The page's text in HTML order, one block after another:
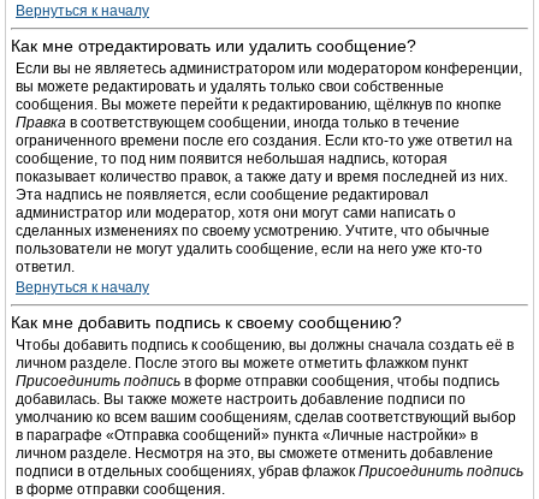
Вернуться к началу
Как мне отредактировать или удалить сообщение?
Если вы не являетесь администратором или модератором конференции,
вы можете редактировать и удалять только свои собственные
сообщения. Вы можете перейти к редактированию, щёлкнув по кнопке
Правка в соответствующем сообщении, иногда только в течение
ограниченного времени после его создания. Если кто-то уже ответил на
сообщение, то под ним появится небольшая надпись, которая
показывает количество правок, а также дату и время последней из них.
Эта надпись не появляется, если сообщение редактировал
администратор или модератор, хотя они могут сами написать о
сделанных изменениях по своему усмотрению. Учтите, что обычные
пользователи не могут удалить сообщение, если на него уже кто-то
ответил.
Вернуться к началу
Как мне добавить подпись к своему сообщению?
Чтобы добавить подпись к сообщению, вы должны сначала создать её в
личном разделе. После этого вы можете отметить флажком пункт
Присоединить подпись в форме отправки сообщения, чтобы подпись
добавилась. Вы также можете настроить добавление подписи по
умолчанию ко всем вашим сообщениям, сделав соответствующий выбор
в параграфе «Отправка сообщений» пункта «Личные настройки» в
личном разделе. Несмотря на это, вы сможете отменить добавление
подписи в отдельных сообщениях, убрав флажок Присоединить подпись
в форме отправки сообщения.